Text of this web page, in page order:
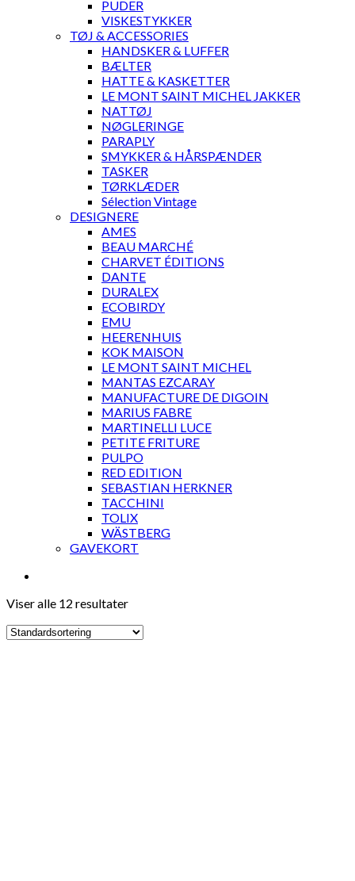
PUDER
VISKESTYKKER
TØJ & ACCESSORIES
HANDSKER & LUFFER
BÆLTER
HATTE & KASKETTER
LE MONT SAINT MICHEL JAKKER
NATTØJ
NØGLERINGE
PARAPLY
SMYKKER & HÅRSPÆNDER
TASKER
TØRKLÆDER
Sélection Vintage
DESIGNERE
AMES
BEAU MARCHÉ
CHARVET ÉDITIONS
DANTE
DURALEX
ECOBIRDY
EMU
HEERENHUIS
KOK MAISON
LE MONT SAINT MICHEL
MANTAS EZCARAY
MANUFACTURE DE DIGOIN
MARIUS FABRE
MARTINELLI LUCE
PETITE FRITURE
PULPO
RED EDITION
SEBASTIAN HERKNER
TACCHINI
TOLIX
WÄSTBERG
GAVEKORT
Viser alle 12 resultater